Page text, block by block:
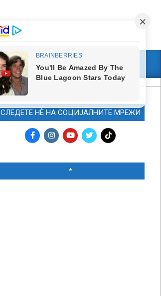
МАРКЕТИНГ
СЛЕДЕТЕ НЀ НА СОЦИЈАЛНИТЕ МРЕЖИ
*